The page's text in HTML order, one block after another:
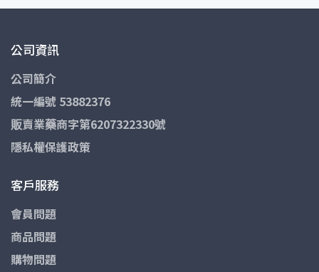
公司資訊
公司簡介
統一編號 53882376
販賣業藥商字第6207322330號
隱私權保護政策
客戶服務
會員問題
商品問題
購物問題